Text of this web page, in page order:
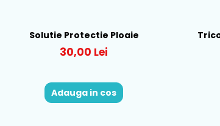
Solutie Protectie Ploaie
30,00 Lei
Adauga in cos